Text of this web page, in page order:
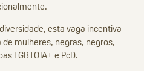
esta vaga incentiva
mulheres, negras, negros,
LGBTQIA+ e PcD.